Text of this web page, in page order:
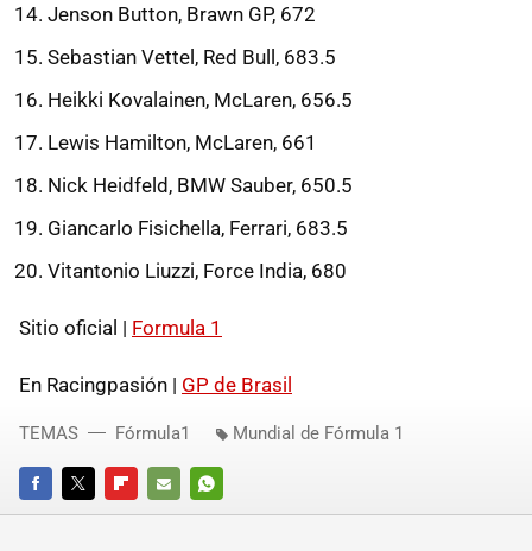
Jenson Button, Brawn GP, 672
Sebastian Vettel, Red Bull, 683.5
Heikki Kovalainen, McLaren, 656.5
Lewis Hamilton, McLaren, 661
Nick Heidfeld, BMW Sauber, 650.5
Giancarlo Fisichella, Ferrari, 683.5
Vitantonio Liuzzi, Force India, 680
Sitio oficial | Formula 1
En Racingpasión | GP de Brasil
FACEBOOKTWITTERFLIPBOARD
E-
WHATSAPP
TEMAS Fórmula1 Mundial de Fórmula 1